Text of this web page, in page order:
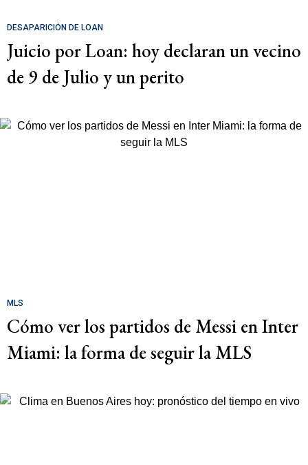
DESAPARICIÓN DE LOAN
Juicio por Loan: hoy declaran un vecino
de 9 de Julio y un perito
MLS
Cómo ver los partidos de Messi en Inter
Miami: la forma de seguir la MLS